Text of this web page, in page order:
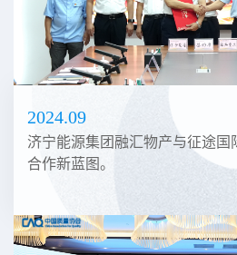
2024.09
济宁能源集团融汇物产与征途
合作新蓝图。